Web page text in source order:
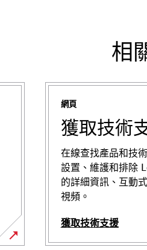
相
網頁
獲取技術
在線查找產品和技
設置、維護和排除
的詳細資訊、互動
視頻。
獲取技術支援